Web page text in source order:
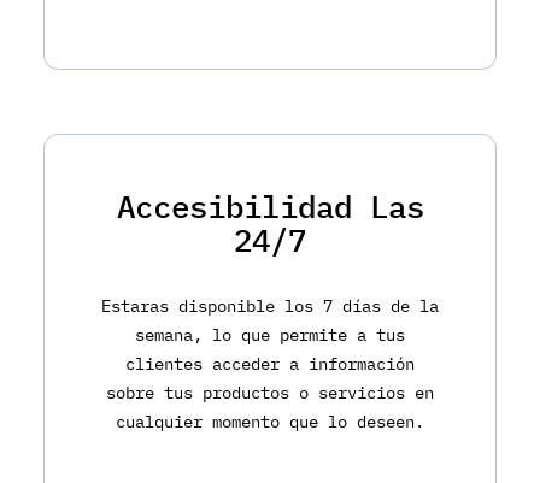
Accesibilidad Las
24/7
Estaras disponible los 7 días de la
semana, lo que permite a tus
clientes acceder a información
sobre tus productos o servicios en
cualquier momento que lo deseen.